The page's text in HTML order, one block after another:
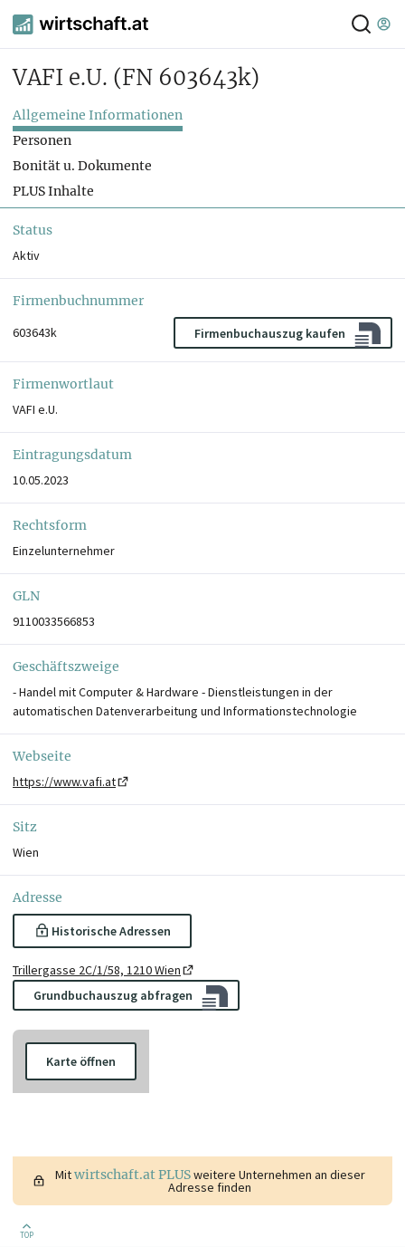
VAFI e.U. (FN 603643k)
Allgemeine Informationen
Personen
Bonität u. Dokumente
PLUS Inhalte
Status
Aktiv
Firmenbuchnummer
603643k
Firmenbuchauszug kaufen
Firmenwortlaut
VAFI e.U.
Eintragungsdatum
10.05.2023
Rechtsform
Einzelunternehmer
GLN
9110033566853
Geschäftszweige
- Handel mit Computer & Hardware - Dienstleistungen in der
automatischen Datenverarbeitung und Informationstechnologie
Webseite
https://www.vafi.at
Sitz
Wien
Adresse
Historische Adressen
Trillergasse 2C/1/58, 1210 Wien
Grundbuchauszug abfragen
Karte öffnen
Mitwirtschaft.at PLUSweitere Unternehmen an dieser
Adresse finden
TOP